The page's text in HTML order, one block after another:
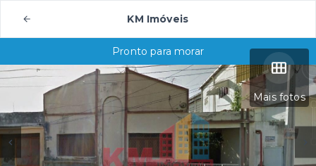
KM Imóveis
Mais fotos
Pronto para morar